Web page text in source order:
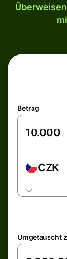
Betrag
CZK
Umgetauscht